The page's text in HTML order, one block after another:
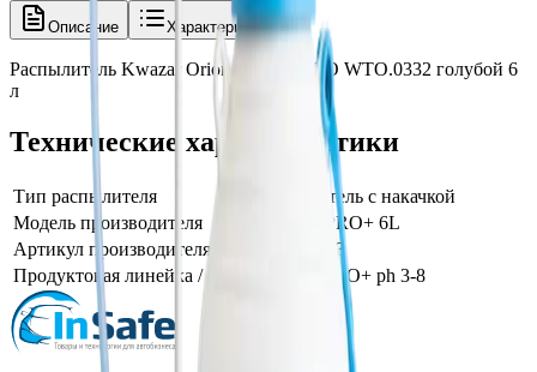
Описание Характеристики
Распылитель Kwazar Orion SUPER PRO WTO.0332 голубой 6
л
Технические характеристики
Тип распылителя
распылитель с накачкой
Модель производителя
ORION PRO+ 6L
Артикул производителя
WTO.1573
Продуктовая линейка / серия
Kwazar PRO+ ph 3-8